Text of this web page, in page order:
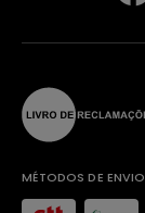
MÉTODOS DE ENVIO